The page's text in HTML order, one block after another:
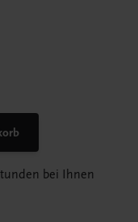
bei Ihnen